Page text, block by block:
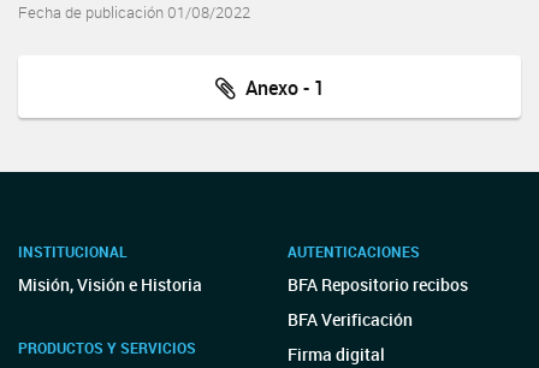
Fecha de publicación 01/08/2022
Anexo - 1
INSTITUCIONAL
Misión, Visión e Historia
PRODUCTOS Y SERVICIOS
AUTENTICACIONES
BFA Repositorio recibos
BFA Verificación
Firma digital